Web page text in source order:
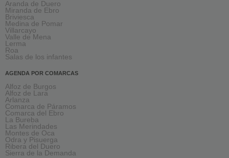
Aranda de Duero
Miranda de Ebro
Briviesca
Medina de Pomar
Villarcayo
Valle de Mena
Lerma
Roa
Salas de los infantes
AGENDA POR COMARCAS
Alfoz de Burgos
Alfoz de Lara
Arlanza
Comarca de Páramos
Comarca del Ebro
La Bureba
Las Merindades
Montes de Oca
Odra y Pisuerga
Ribera del Duero
Sierra de la Demanda